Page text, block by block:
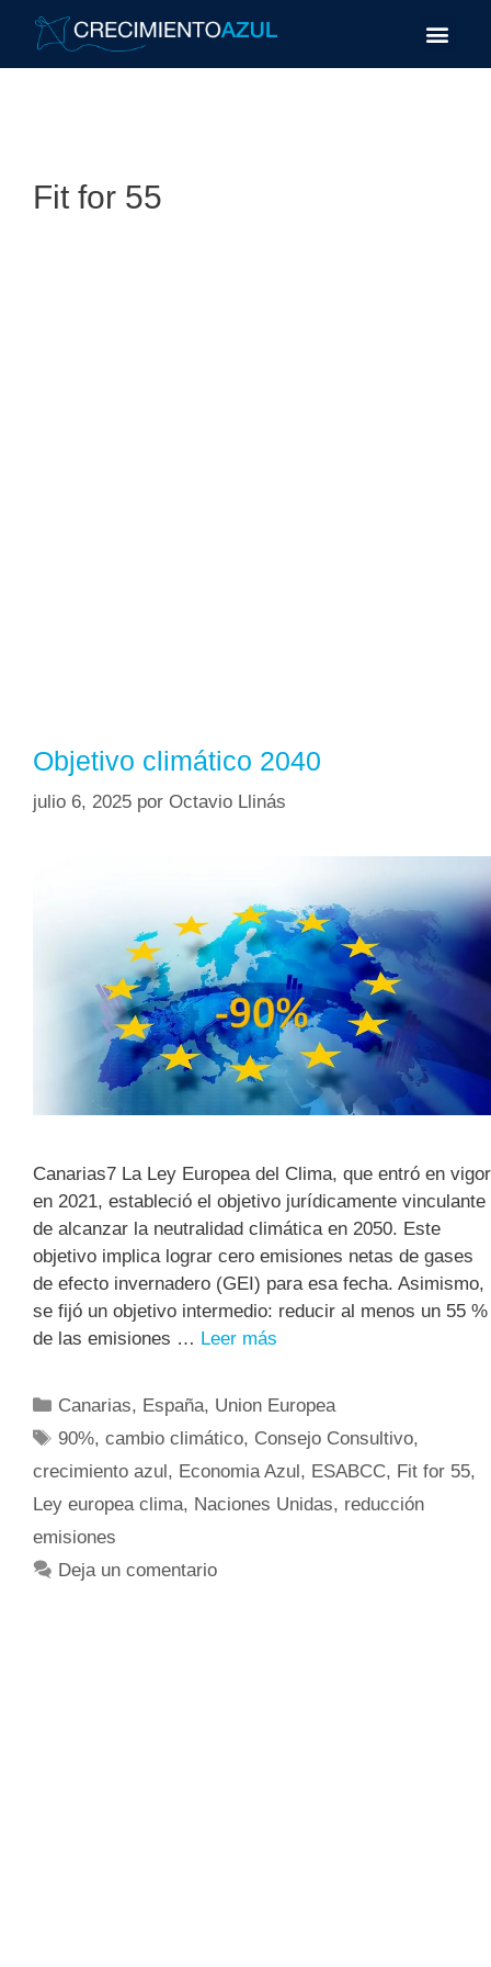
Fit for 55
Objetivo climático 2040
julio 6, 2025 por Octavio Llinás
Canarias7 La Ley Europea del Clima, que entró en vigor
en 2021, estableció el objetivo jurídicamente vinculante
de alcanzar la neutralidad climática en 2050. Este
objetivo implica lograr cero emisiones netas de gases
de efecto invernadero (GEI) para esa fecha. Asimismo,
se fijó un objetivo intermedio: reducir al menos un 55 %
de las emisiones … Leer más
Canarias, España, Union Europea
90%,cambio climático, Consejo Consultivo,
crecimiento azul, Economia Azul, ESABCC, Fit for 55,
Ley europea clima, Naciones Unidas, reducción
emisiones
Deja un comentario